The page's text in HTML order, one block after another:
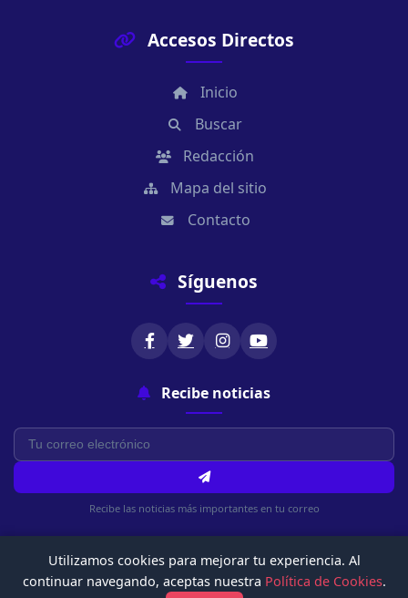
Accesos Directos
Inicio
Buscar
Redacción
Mapa del sitio
Contacto
Síguenos
Recibe noticias
Recibe las noticias más importantes en tu correo
Utilizamos cookies para mejorar tu experiencia. Al
continuar navegando, aceptas nuestra Política de Cookies.